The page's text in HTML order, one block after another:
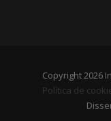
Copyright 2026
Política de